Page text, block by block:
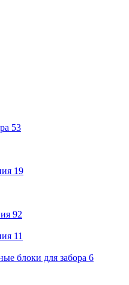
53
19
92
11
блоки для забора 6